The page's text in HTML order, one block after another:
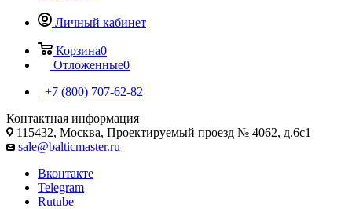
Личный кабинет
Корзина0
Отложенные0
+7 (800) 707-62-82
Контактная информация
115432, Москва, Проектируемый проезд № 4062, д.6с1
sale@balticmaster.ru
Вконтакте
Telegram
Rutube